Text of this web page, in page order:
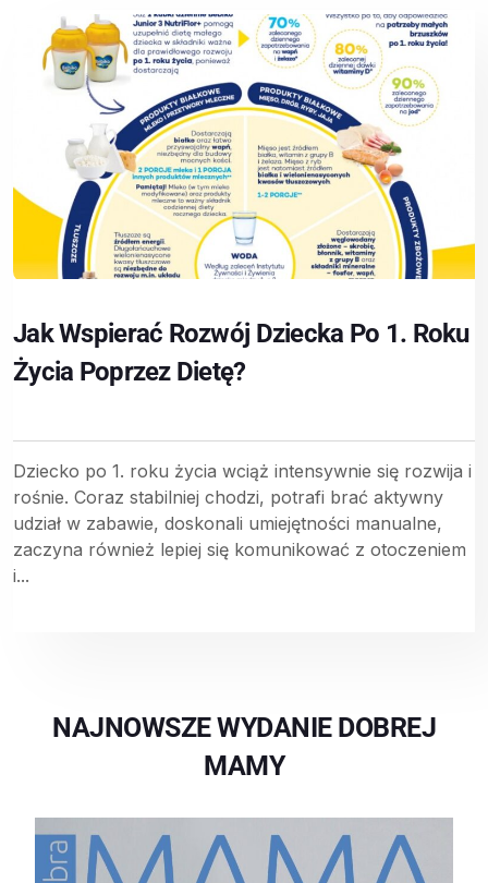
Jak Wspierać Rozwój Dziecka Po 1. Roku
Życia Poprzez Dietę?
Dziecko po 1. roku życia wciąż intensywnie się rozwija i
rośnie. Coraz stabilniej chodzi, potrafi brać aktywny
udział w zabawie, doskonali umiejętności manualne,
zaczyna również lepiej się komunikować z otoczeniem
i...
NAJNOWSZE WYDANIE DOBREJ
MAMY